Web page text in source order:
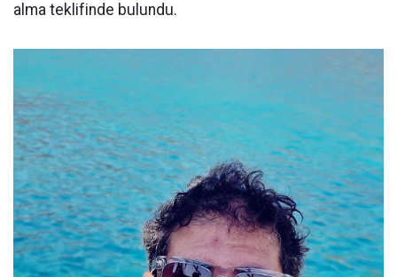
alma teklifinde bulundu.